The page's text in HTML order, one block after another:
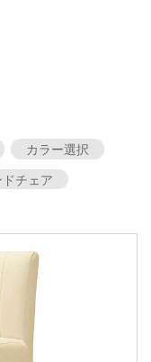
カラー選択
チェア